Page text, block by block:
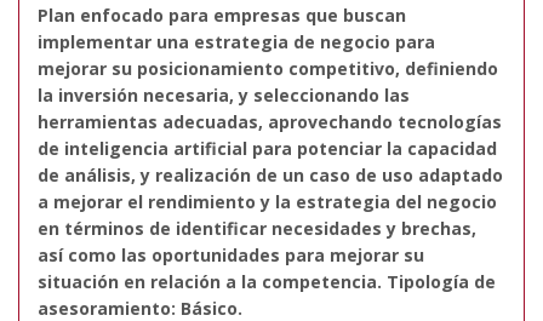
Plan enfocado para empresas que buscan
implementar una estrategia de negocio para
mejorar su posicionamiento competitivo, definiendo
la inversión necesaria, y seleccionando las
herramientas adecuadas, aprovechando tecnologías
de inteligencia artificial para potenciar la capacidad
de análisis, y realización de un caso de uso adaptado
a mejorar el rendimiento y la estrategia del negocio
en términos de identificar necesidades y brechas,
así como las oportunidades para mejorar su
situación en relación a la competencia. Tipología de
asesoramiento: Básico.